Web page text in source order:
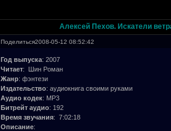
Алексей Пехов. Искатели
Поделиться2008-05-12 08:52:42
Год выпуска: 2007
Читает: Шин Роман
Жанр: фэнтези
Издательство: аудиокнига своими руками
Аудио кодек: MP3
Битрейт аудио: 192
Время звучания: 7:02:18
Описание: